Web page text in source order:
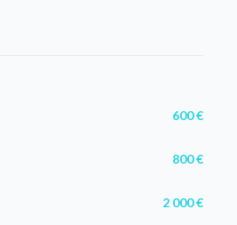
600 €
800 €
2 000 €